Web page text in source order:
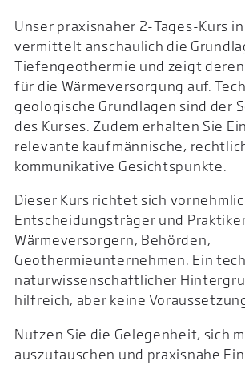
Unser praxisnaher 2-Tages-Kurs in
vermittelt anschaulich die
Tiefengeothermie und zeigt
für die Wärmeversorgung auf.
geologische Grundlagen sind der
des Kurses. Zudem erhalten Sie
relevante kaufmännische,
kommunikative Gesichtspunkte.
Dieser Kurs richtet sich
Entscheidungsträger und
Wärmeversorgern, Behörden,
Geothermieunternehmen. Ein
naturwissenschaftlicher
hilfreich, aber keine
Nutzen Sie die Gelegenheit, sich
auszutauschen und praxisnahe